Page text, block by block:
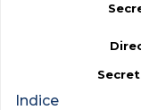
Indice